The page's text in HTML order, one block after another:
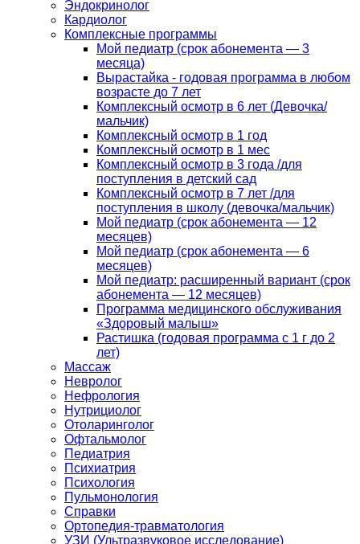
Эндокринолог
Кардиолог
Комплексные программы
Мой педиатр (срок абонемента — 3
месяца)
Вырастайка - годовая программа в любом
возрасте до 7 лет
Комплексный осмотр в 6 лет (Девочка/
мальчик)
Комплексный осмотр в 1 год
Комплексный осмотр в 1 мес
Комплексный осмотр в 3 года /для
поступления в детский сад
Комплексный осмотр в 7 лет /для
поступления в школу (девочка/мальчик)
Мой педиатр (срок абонемента — 12
месяцев)
Мой педиатр (срок абонемента — 6
месяцев)
Мой педиатр: расширенный вариант (срок
абонемента — 12 месяцев)
Программа медицинского обслуживания
«Здоровый малыш»
Растишка (годовая программа с 1 г до 2
лет)
Массаж
Невролог
Нефрология
Нутрициолог
Отоларинголог
Офтальмолог
Педиатрия
Психиатрия
Психология
Пульмонология
Справки
Ортопедия-травматология
УЗИ (Ультразвуковое исследование)